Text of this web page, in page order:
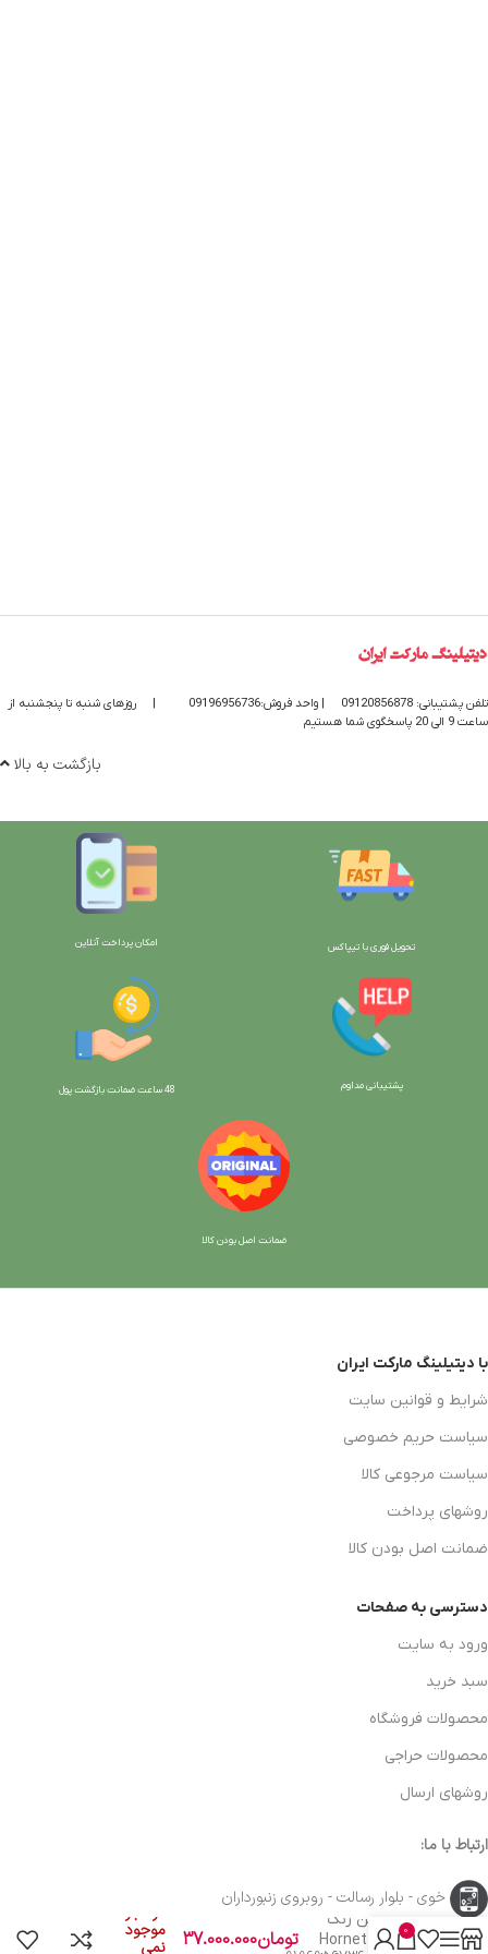
تلفن پشتیبانی: 09120856878 | واحد فروش:09196956736 |
روزهای شنبه تا پنجشنبه از
ساعت 9 الی 20 پاسخگوی شما هستیم
بازگشت به بالا
تحویل فوری با تیپاکس امکان پرداخت آنلاین
پشتیبانی مداوم 48 ساعت ضمانت بازگش ت پول
ضمانت اصل بودن کالا
با دیتیلینگ مارکت ایران
شرایط و قوانین سایت
سیاست حریم خصوصی
سیاست مرجوعی کالا
روشهای پرداخت
ضمانت اصل بودن کالا
دسترسی به صفحات
ورود به سایت
سبد خرید
محصولات فروشگاه
محصولات حراجی
روشهای ارسال
ارتباط با ما:
خوی - بلوار رسالت - روبروی زنبورداران
دستگاه 3 پنل
خشک کن رنگ
اینفرارد Hornet
تومان37.000.000
در انبار
موجود
نمی
0